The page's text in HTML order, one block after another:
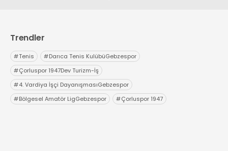
Trendler
#Tenis #Darıca Tenis KulübüGebzespor
#Çorluspor 1947Dev Turizm-İş
#4. Vardiya İşçi DayanışmasıGebzespor
#Bölgesel Amatör LigGebzespor #Çorluspor 1947